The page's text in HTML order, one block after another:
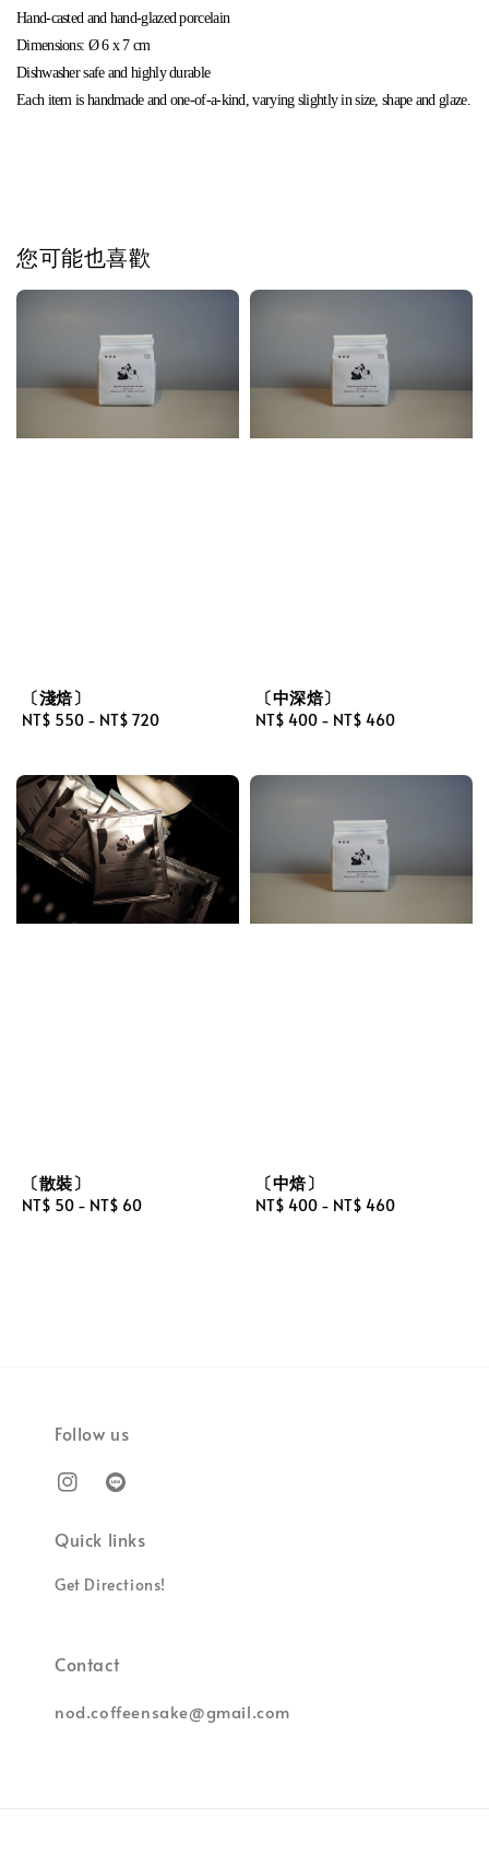
Hand-casted and hand-glazed porcelain
Dimensions: Ø 6 x 7 cm
Dishwasher safe and highly durable
Each item is handmade and one-of-a-kind, varying slightly in size, shape and glaze.
您可能也喜歡
〔淺焙〕
Regular
NT$ 550 - NT$ 720
〔中深焙〕
Regular
NT$ 400 - NT$ 460
〔散裝〕
Regular
NT$ 50 - NT$ 60
〔中焙〕
Regular
NT$ 400 - NT$ 460
Follow us
Quick links
Get Directions!
Contact
nod.coffeensake@gmail.com